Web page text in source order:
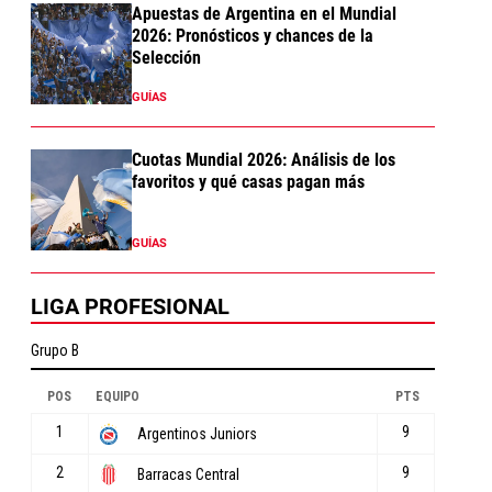
Apuestas de Argentina en el Mundial
2026: Pronósticos y chances de la
Selección
GUÍAS
Cuotas Mundial 2026: Análisis de los
favoritos y qué casas pagan más
GUÍAS
LIGA PROFESIONAL